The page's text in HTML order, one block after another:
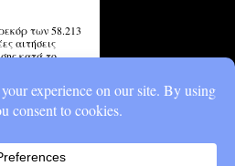
των 58.213
αιτήσεις
κατά το
χαρτιά
ώστε να
πρόκειται